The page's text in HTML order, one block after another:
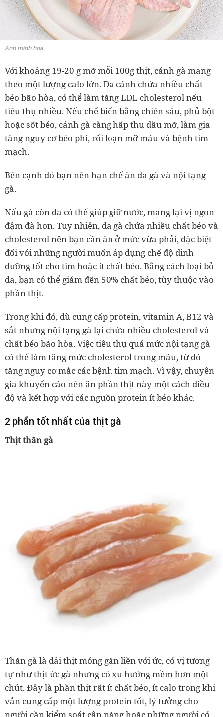
Ảnh minh hoạ.
Với khoảng 19-20 g mỡ mỗi 100g thịt, cánh gà mang
theo một lượng calo lớn. Da cánh chứa nhiều chất
béo bão hòa, có thể làm tăng LDL cholesterol nếu
tiêu thụ nhiều. Nếu chế biến bằng chiên sâu, phủ bột
hoặc sốt béo, cánh gà càng hấp thu dầu mỡ, làm gia
tăng nguy cơ béo phì, rối loạn mỡ máu và bệnh tim
mạch.
Bên cạnh đó bạn nên hạn chế ăn da gà và nội tạng
gà.
Nấu gà còn da có thể giúp giữ nước, mang lại vị ngon
đậm đà hơn. Tuy nhiên, da gà chứa nhiều chất béo và
cholesterol nên bạn cần ăn ở mức vừa phải, đặc biệt
đối với những người muốn áp dụng chế độ dinh
dưỡng tốt cho tim hoặc ít chất béo. Bằng cách loại bỏ
da, bạn có thể giảm đến 50% chất béo, tùy thuộc vào
phần thịt.
Trong khi đó, dù cung cấp protein, vitamin A, B12 và
sắt nhưng nội tạng gà lại chứa nhiều cholesterol và
chất béo bão hòa. Việc tiêu thụ quá mức nội tạng gà
có thể làm tăng mức cholesterol trong máu, từ đó
tăng nguy cơ mắc các bệnh tim mạch. Vì vậy, chuyên
gia khuyến cáo nên ăn phần thịt này một cách điều
độ và kết hợp với các nguồn protein ít béo khác.
2 phần tốt nhất của thịt gà
Thịt thăn gà
Thăn gà là dải thịt mỏng gắn liền với ức, có vị tương
tự như thịt ức gà nhưng có xu hướng mềm hơn một
chút. Đây là phần thịt rất ít chất béo, ít calo trong khi
vẫn cung cấp một lượng protein tốt, lý tưởng cho
người cần kiểm soát cân nặng hoặc những người có